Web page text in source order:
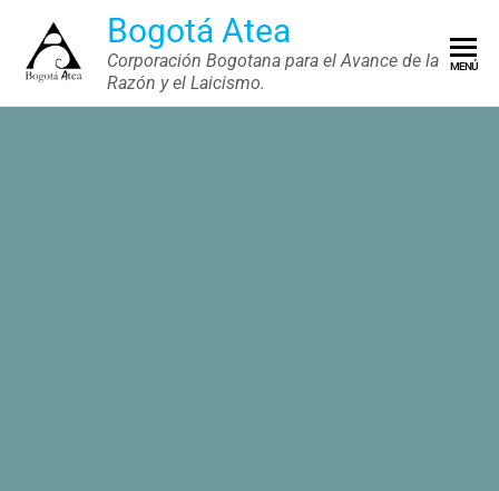
contenido
Bogotá Atea
Corporación Bogotana para el Avance de la
Razón y el Laicismo.
MENÚ